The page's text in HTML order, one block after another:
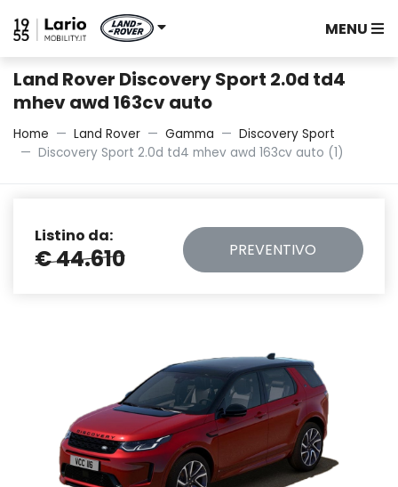
MENU
Land Rover Discovery Sport 2.0d td4
mhev awd 163cv auto
Home Land Rover Gamma
Discovery Sport
Discovery Sport 2.0d td4 mhev awd 163cv auto (1)
Listino da:
€ 44.610 PREVENTIVO